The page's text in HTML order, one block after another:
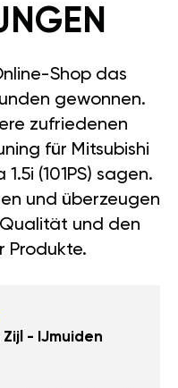
Shop das
gewonnen.
zufriedenen
für Mitsubishi
(101PS) sagen.
und überzeugen
und den
Produkte.
- IJmuiden